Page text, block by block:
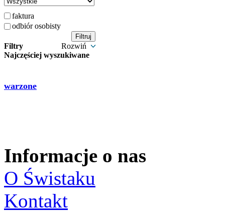
faktura
odbiór osobisty
Filtry
Rozwiń
Najczęściej wyszukiwane
warzone
Informacje o nas
O Świstaku
Kontakt